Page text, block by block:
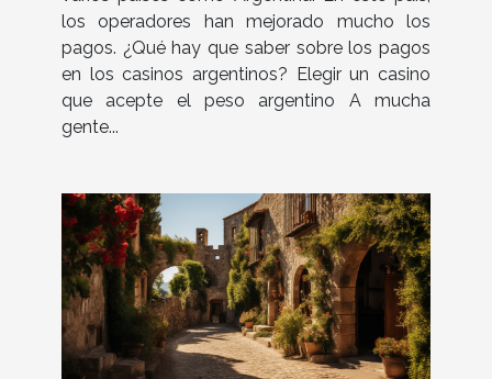
los operadores han mejorado mucho los
pagos. ¿Qué hay que saber sobre los pagos
en los casinos argentinos? Elegir un casino
que acepte el peso argentino A mucha
gente...